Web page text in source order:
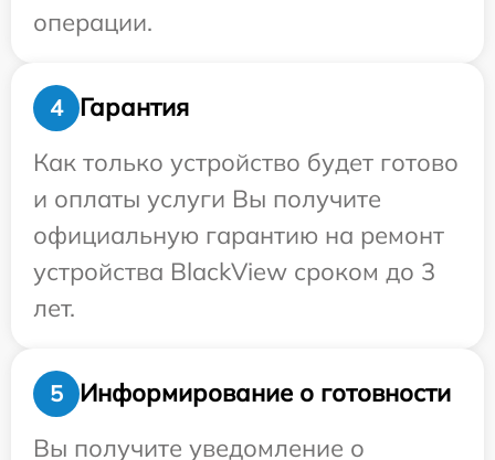
операции.
4
Гарантия
Как только устройство будет готово
и оплаты услуги Вы получите
официальную гарантию на ремонт
устройства BlackView сроком до 3
лет.
5
Информирование о готовности
Вы получите уведомление о